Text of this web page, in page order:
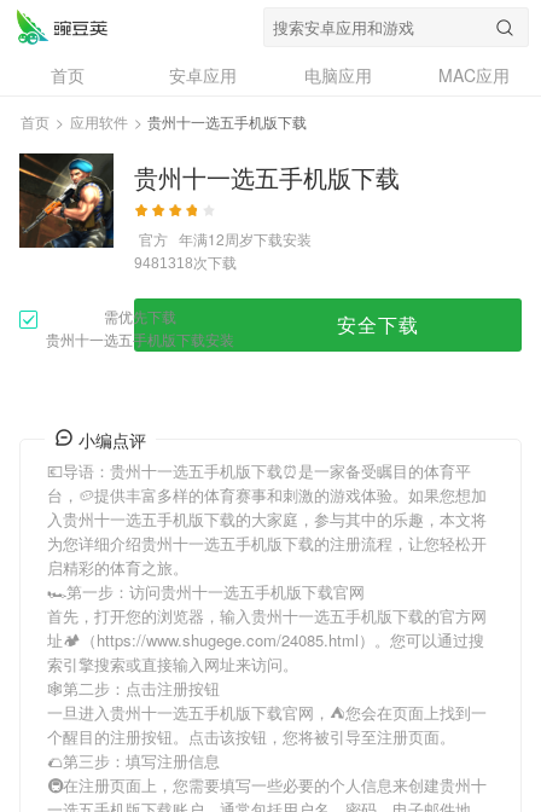
首页 安卓应用 电脑应用
MAC应用
资讯
专题
问答
首页 > 应用软件 > 贵州十一选五手机版下载
贵州十一选五手机版下载
官方 年满12周岁下载安装
9481318次下载
需优先下载
贵州十一选五手机版下载安装
安全下载
小编点评
💶导语： 贵州十一选五手机版下载⏰是一家备受瞩目的体育平
台，🥔提供丰富多样的体育赛事和刺激的游戏体验。如果您想加
入贵州十一选五手机版下载的大家庭，参与其中的乐趣，本文将
为您详细介绍贵州十一选五手机版下载的注册流程，让您轻松开
启精彩的体育之旅。
🏎第一步：访问贵州十一选五手机版下载官网
首先，打开您的浏览器，输入贵州十一选五手机版下载的官方网
址🏕（https://www.shugege.com/24085.html）。您可以通过搜
索引擎搜索或直接输入网址来访问。
🕸第二步：点击注册按钮
一旦进入贵州十一选五手机版下载官网，⛺️您会在页面上找到一
个醒目的注册按钮。点击该按钮，您将被引导至注册页面。
🌮第三步：填写注册信息
🚇在注册页面上，您需要填写一些必要的个人信息来创建贵州十